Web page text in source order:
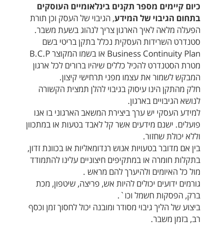
כיום קיימים מספר תקנים בינלאומיים העוסקים
בתחום הגיבוי של המידע, הגיבוי של העסק וכן תורת
הפעלה מלאה לאיך הארגון צריך לנהוג בשעת משבר.
סטנדרט השרידות העסקית נכלל בתקן בריטי בשם
Business Continuity Plan או בשמו המקוצר B.C.P
מטרת הסטנדרט להכיל כללים שיהיו ברורים לכל ארגון
המבקש לשמור את עצמו מפני תרחישי קיצון.
חלק מהתקן הינו עיסוק בגיבוי להלן תמצית הקשורה
לנושא הגיבויים בארגון.
למידע העסקי יש ערך ביצירת המשאב הארגוני בו אנו
פועלים. ישנם מידעים אשר קל לאבד בטעות או במתכוון
וללא יכולת שחזור.
בין אם מדובר בטעויות אנוש רנדומאליות או בכוונת זדון,
בתקלות חומרה או במתקיפים חיצוניים עלינו להתמודד
מול כל האיומים ולהיערך להם מראש .
גורמים ידועים יכולים להיות אש, פריצה, שיטפון, מכת
ברק, הפסקות חשמל וכו`.
ביצוע של הליך גיבוי מסודר ומובנה יכול לחסוך זמן וכסף
רב, בזמן משבר.